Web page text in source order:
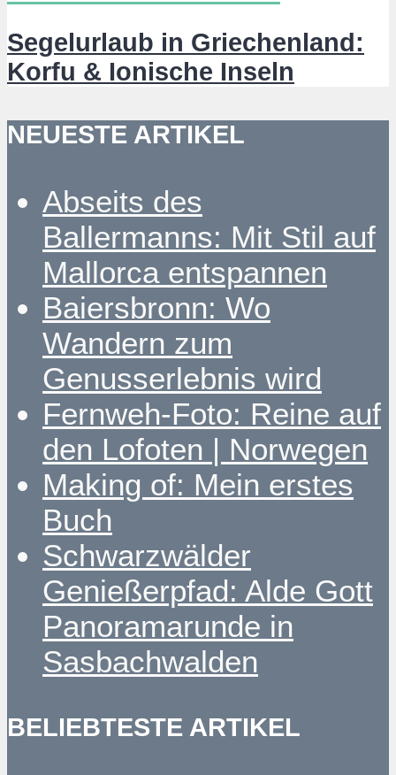
Segelurlaub in Griechenland:
Korfu & Ionische Inseln
NEUESTE ARTIKEL
Abseits des
Ballermanns: Mit Stil auf
Mallorca entspannen
Baiersbronn: Wo
Wandern zum
Genusserlebnis wird
Fernweh-Foto: Reine auf
den Lofoten | Norwegen
Making of: Mein erstes
Buch
Schwarzwälder
Genießerpfad: Alde Gott
Panoramarunde in
Sasbachwalden
BELIEBTESTE ARTIKEL